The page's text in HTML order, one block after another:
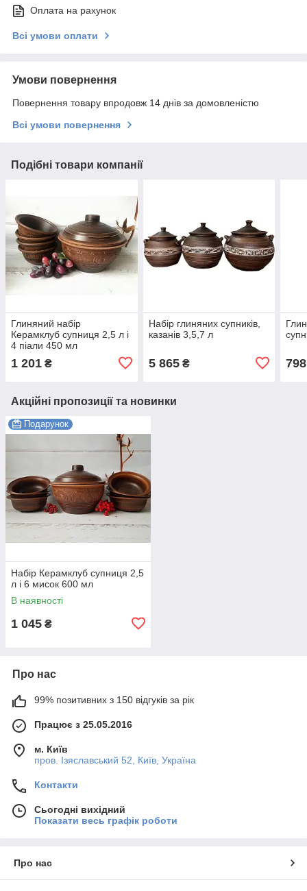
Оплата на рахунок
Всі умови оплати
Умови повернення
Повернення товару впродовж 14 днів за домовленістю
Всі умови повернення
Подібні товари компанії
Глиняний набір
Керамклуб супниця 2,5 л і
4 піали 450 мл
1 201 ₴
Набір глиняних супників,
казанів 3,5,7 л
5 865₴ 798
Акційні пропозиції та новинки
Подарунок
Набір Керамклуб супниця 2,5
л і 6 мисок 600 мл
В наявності
1 045 ₴
Про нас
99% позитивних з 150 відгуків за рік
Працює з 25.05.2016
м. Київ
пров. Ізяславський 52, Київ, Україна
Контакти
Сьогодні вихідний
Показати весь графік роботи
Про нас